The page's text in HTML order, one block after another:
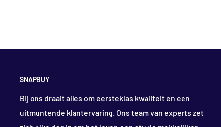
SNAPBUY
Bij ons draait alles om eersteklas kwaliteit en een
uitmuntende klantervaring. Ons team van experts zet